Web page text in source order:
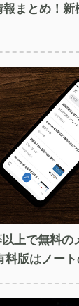
まとめ！新
上で無料の
料版はノー